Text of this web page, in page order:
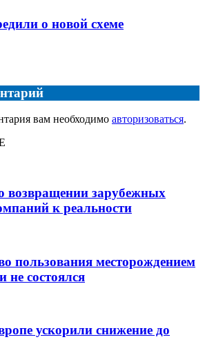
о новой схеме
вам необходимо авторизоваться.
возвращении зарубежных
к реальности
пользования месторождением
не состоялся
ускорили снижение до